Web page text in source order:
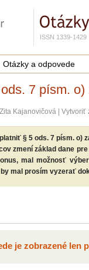
ISSN 1339-1429
Otázky a odpovede
7 písm.
Zita Kajanovičová Vytvoriť
§ 5 ods. 7 písm. o)
zmení základ dane
mal možnosť
by mal prosím vyzerať
je zobrazené len